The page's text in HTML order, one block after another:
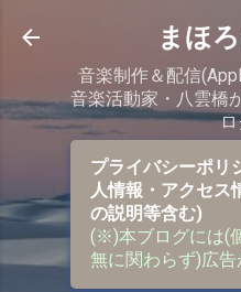
スキップしてメ
まほ
音楽制作＆配信
音楽活動家・八雲橋
プライバシーポリ
人情報・アクセス
の説明等含む)
(※)本ブログには(
無に関わらず)広告